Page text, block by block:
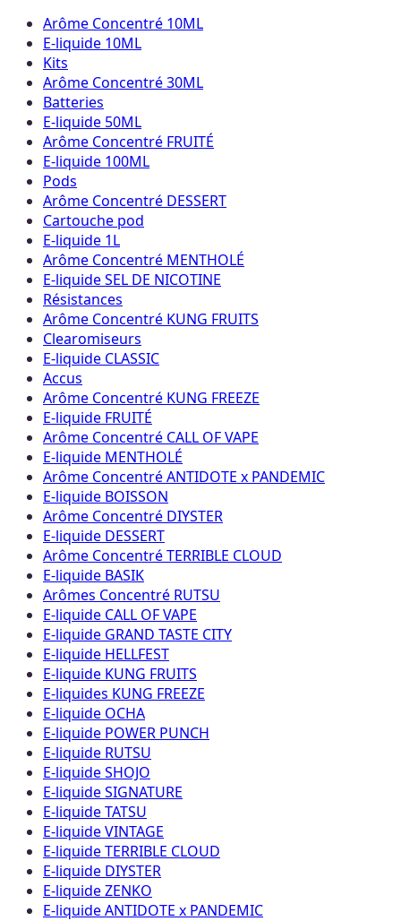
Arôme Concentré 10ML
E-liquide 10ML
Kits
Arôme Concentré 30ML
Batteries
E-liquide 50ML
Arôme Concentré FRUITÉ
E-liquide 100ML
Pods
Arôme Concentré DESSERT
Cartouche pod
E-liquide 1L
Arôme Concentré MENTHOLÉ
E-liquide SEL DE NICOTINE
Résistances
Arôme Concentré KUNG FRUITS
Clearomiseurs
E-liquide CLASSIC
Accus
Arôme Concentré KUNG FREEZE
E-liquide FRUITÉ
Arôme Concentré CALL OF VAPE
E-liquide MENTHOLÉ
Arôme Concentré ANTIDOTE x PANDEMIC
E-liquide BOISSON
Arôme Concentré DIYSTER
E-liquide DESSERT
Arôme Concentré TERRIBLE CLOUD
E-liquide BASIK
Arômes Concentré RUTSU
E-liquide CALL OF VAPE
E-liquide GRAND TASTE CITY
E-liquide HELLFEST
E-liquide KUNG FRUITS
E-liquides KUNG FREEZE
E-liquide OCHA
E-liquide POWER PUNCH
E-liquide RUTSU
E-liquide SHOJO
E-liquide SIGNATURE
E-liquide TATSU
E-liquide VINTAGE
E-liquide TERRIBLE CLOUD
E-liquide DIYSTER
E-liquide ZENKO
E-liquide ANTIDOTE x PANDEMIC